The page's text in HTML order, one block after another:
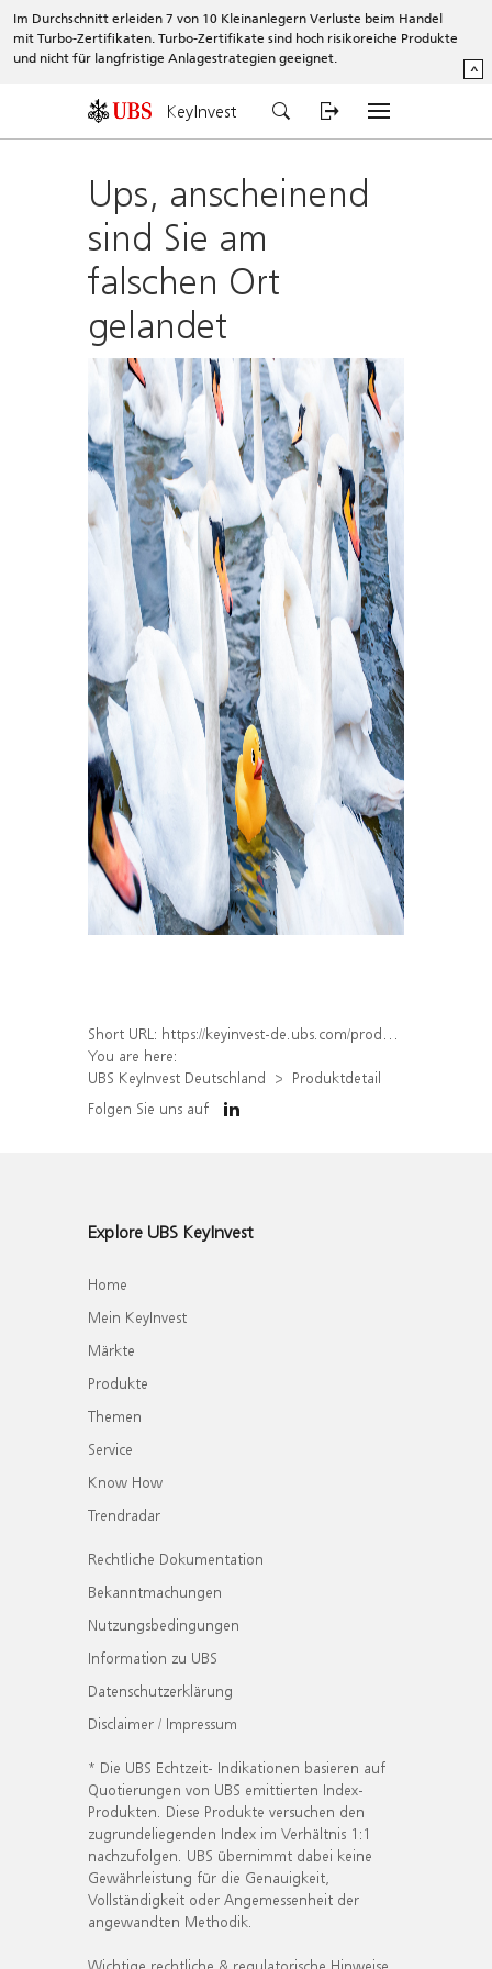
Im Durchschnitt erleiden 7 von 10 Kleinanlegern Verluste beim Handel
mit Turbo-Zertifikaten. Turbo-Zertifikate sind hoch risikoreiche Produkte
und nicht für langfristige Anlagestrategien geeignet.
^
KeyInvest
Ups, anscheinend
sind Sie am
falschen Ort
gelandet
Short URL: https://keyinvest-de.ubs.com/produkt/detail/index/isin/DE000UK293T4
You are here:
UBS KeyInvest Deutschland
Produktdetail
Folgen Sie uns auf
Explore UBS KeyInvest
Home
Mein KeyInvest
Märkte
Produkte
Themen
Service
Know How
Trendradar
Rechtliche Dokumentation
Bekanntmachungen
Nutzungsbedingungen
Information zu UBS
Datenschutzerklärung
Disclaimer / Impressum
* Die UBS Echtzeit- Indikationen basieren auf
Quotierungen von UBS emittierten Index-
Produkten. Diese Produkte versuchen den
zugrundeliegenden Index im Verhältnis 1:1
nachzufolgen. UBS übernimmt dabei keine
Gewährleistung für die Genauigkeit,
Vollständigkeit oder Angemessenheit der
angewandten Methodik.